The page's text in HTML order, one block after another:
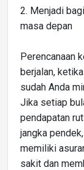
2. Menjadi
masa depan
Perencanaan
berjalan,
sudah Anda
Jika setiap
pendapatan
jangka
memiliki
sakit dan